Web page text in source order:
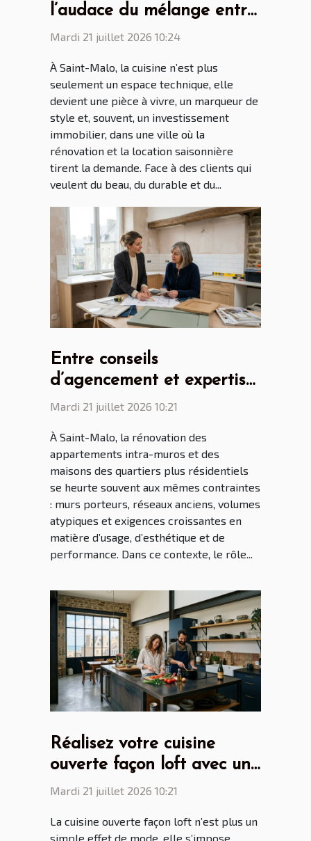
l’audace du mélange entre
design scandinave et
Mardi 21 juillet 2026 10:24
À Saint-Malo, la cuisine n’est plus
seulement un espace technique, elle
devient une pièce à vivre, un marqueur de
style et, souvent, un investissement
immobilier, dans une ville où la
rénovation et la location saisonnière
tirent la demande. Face à des clients qui
veulent du beau, du durable et du...
Entre conseils
d’agencement et expertise
: le rôle clé du cuisiniste
rénovation malouine
Mardi 21 juillet 2026 10:21
À Saint-Malo, la rénovation des
appartements intra-muros et des
maisons des quartiers plus résidentiels
se heurte souvent aux mêmes contraintes
: murs porteurs, réseaux anciens, volumes
atypiques et exigences croissantes en
matière d’usage, d’esthétique et de
performance. Dans ce contexte, le rôle...
Réalisez votre cuisine
ouverte façon loft avec un
cuisiniste Saint Malo
Mardi 21 juillet 2026 10:21
La cuisine ouverte façon loft n’est plus un
simple effet de mode, elle s’impose